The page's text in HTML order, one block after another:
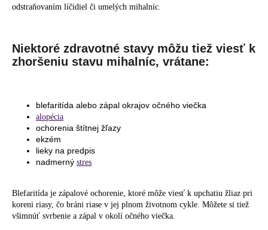
odstraňovaním líčidiel či umelých mihalníc.
Niektoré zdravotné stavy môžu tiež viesť k
zhoršeniu stavu mihalníc, vrátane:
blefaritída alebo zápal okrajov očného viečka
alopécia
ochorenia štítnej žľazy
ekzém
lieky na predpis
nadmerný stres
Blefaritída je zápalové ochorenie, ktoré môže viesť k upchatiu žliaz pri
koreni riasy, čo bráni riase v jej plnom životnom cykle. Môžete si tiež
všimnúť svrbenie a zápal v okolí očného viečka.